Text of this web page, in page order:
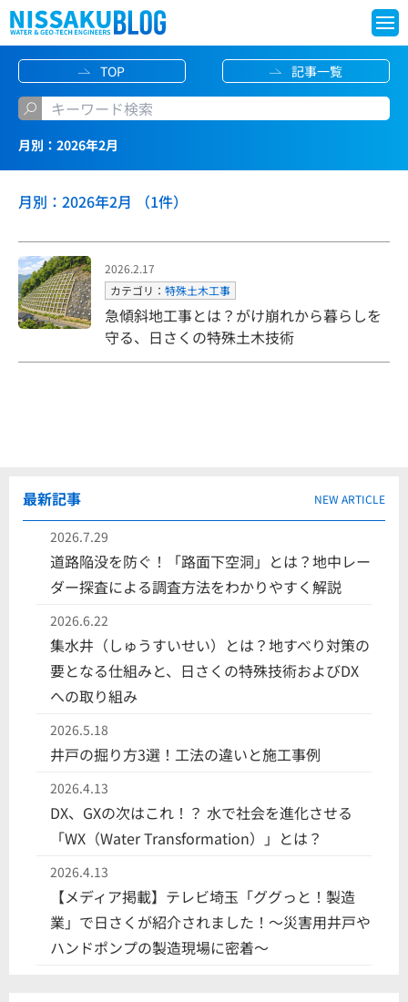
月別：2026年2月
TOP 記事一覧
月別：2026年2月 （1件）
2026.2.17
カテゴリ： 特殊土木工事
急傾斜地工事とは？がけ崩れから暮らしを
守る、日さくの特殊土木技術
最新記事 NEW ARTICLE
2026.7.29
道路陥没を防ぐ！「路面下空洞」とは？地中レー
ダー探査による調査方法をわかりやすく解説
2026.6.22
集水井（しゅうすいせい）とは？地すべり対策の
要となる仕組みと、日さくの特殊技術およびDX
への取り組み
2026.5.18
井戸の掘り方3選！工法の違いと施工事例
2026.4.13
DX、GXの次はこれ！？ 水で社会を進化させる
「WX（Water Transformation）」とは？
2026.4.13
【メディア掲載】テレビ埼玉「ググっと！製造
業」で日さくが紹介されました！〜災害用井戸や
ハンドポンプの製造現場に密着〜